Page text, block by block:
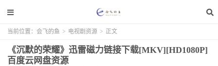
当前位置： 会飞的鱼 > 电视剧资源 > 正文
《沉默的荣耀》迅雷磁力链接下载[MKV][HD1080P]
百度云网盘资源